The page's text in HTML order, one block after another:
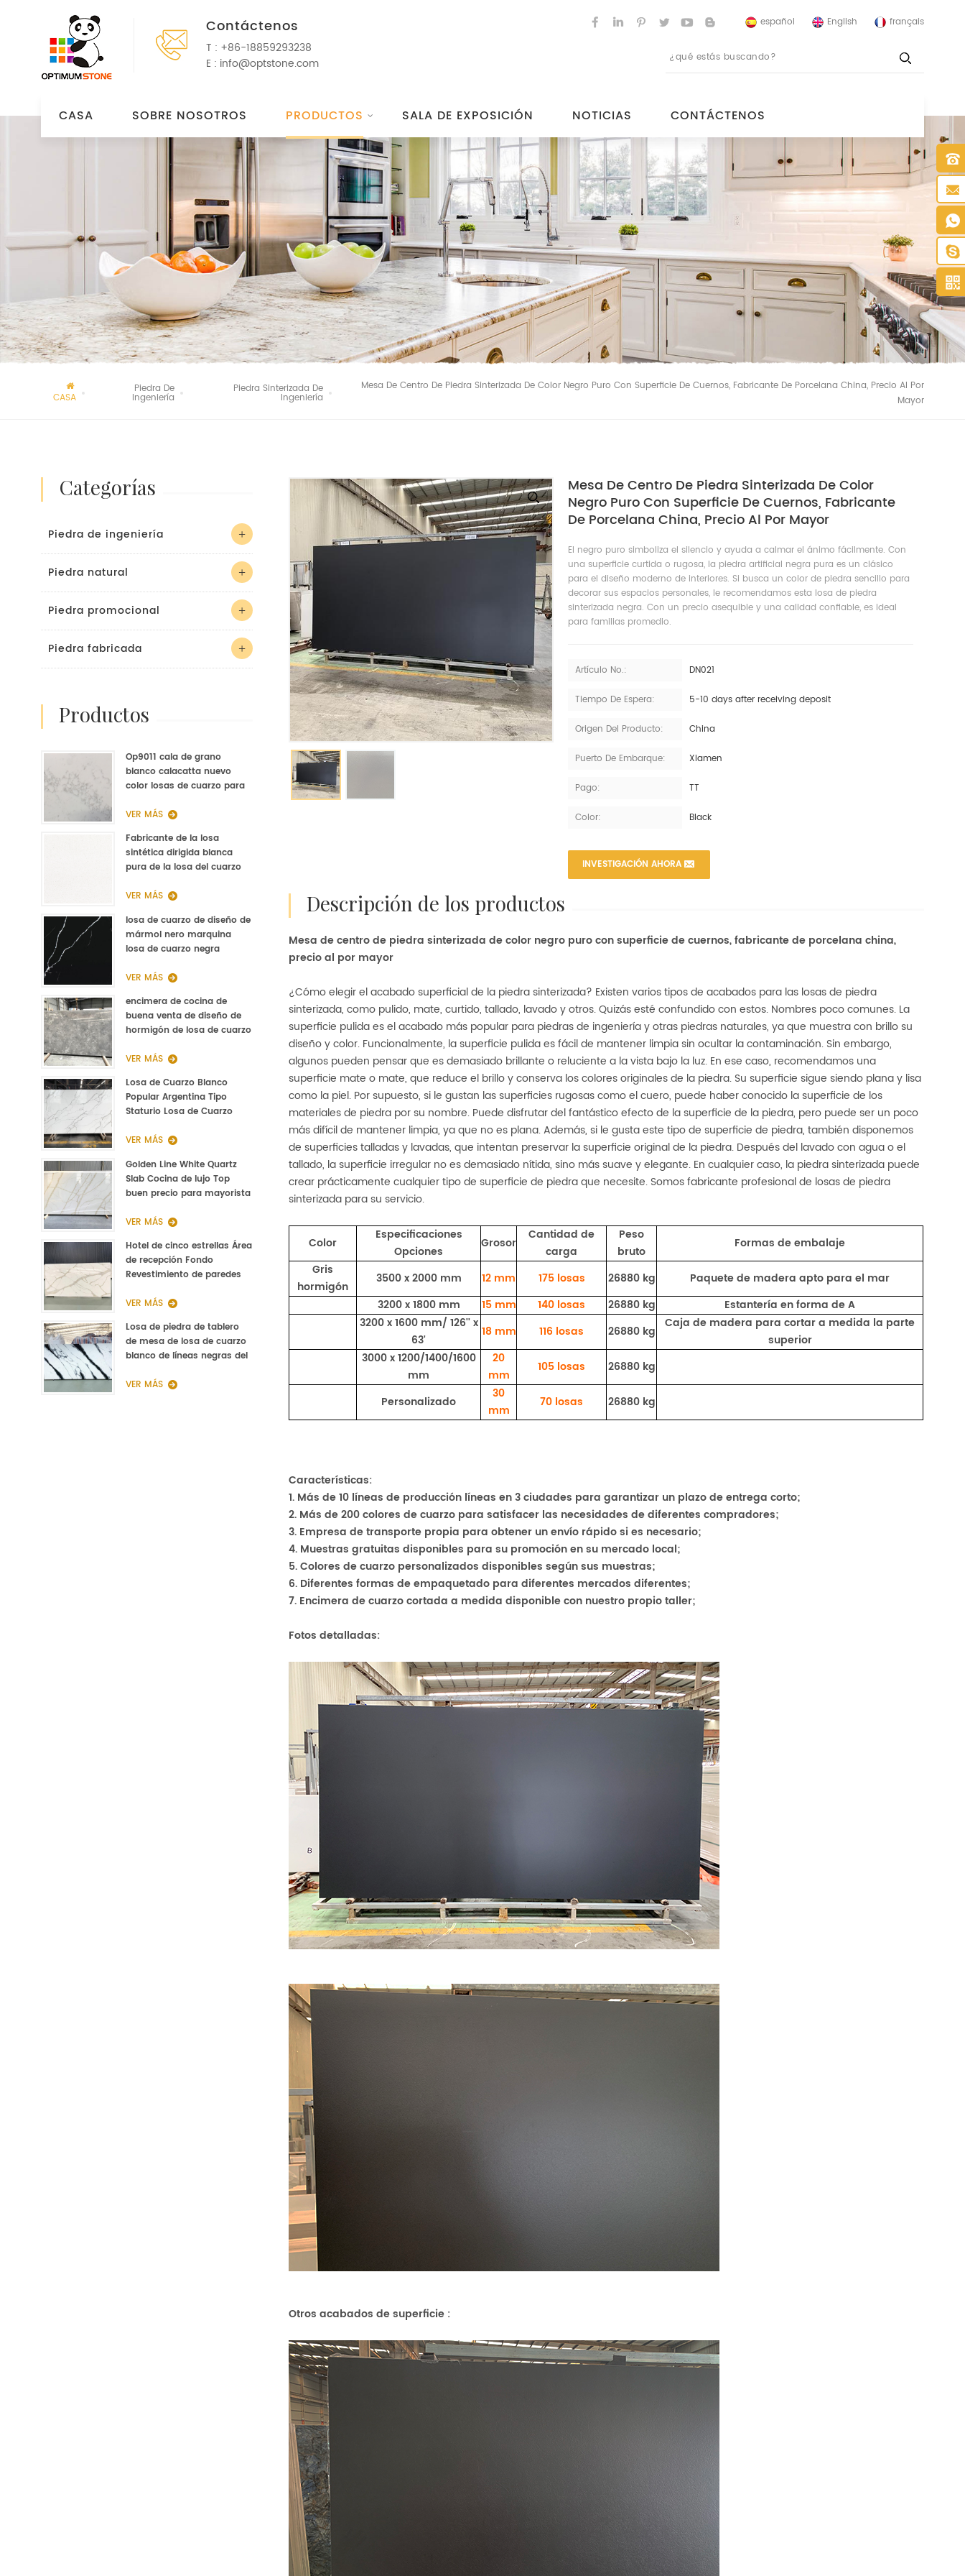
Contáctenos
T : +86-18859293238
E : info@optstone.com
español English français
CASA SOBRE NOSOTROS PRODUCTOS SALA DE EXPOSICIÓN NOTICIAS CONTÁCTENOS
CASA
Piedra De
Ingeniería
Piedra Sinterizada De
Ingeniería
Mesa De Centro De Piedra Sinterizada De Color Negro Puro Con Superficie De Cuernos, Fabricante De Porcelana China, Precio Al Por
Mayor
Mesa De Centro De Piedra Sinterizada De Color
Negro Puro Con Superficie De Cuernos, Fabricante
De Porcelana China, Precio Al Por Mayor
El negro puro simboliza el silencio y ayuda a calmar el ánimo fácilmente. Con
una superficie curtida o rugosa, la piedra artificial negra pura es un clásico
para el diseño moderno de interiores. Si busca un color de piedra sencillo para
decorar sus espacios personales, le recomendamos esta losa de piedra
sinterizada negra. Con un precio asequible y una calidad confiable, es ideal
para familias promedio.
Artículo No.: DN021
Tiempo De Espera: 5-10 days after receiving deposit
Origen Del Producto: China
Puerto De Embarque: Xiamen
Pago: TT
Color: Black
INVESTIGACIÓN AHORA
descripción de los productos
Mesa de centro de piedra sinterizada de color negro puro con superficie de cuernos, fabricante de porcelana china,
precio al por mayor
¿Cómo elegir el acabado superficial de la piedra sinterizada? Existen varios tipos de acabados para las losas de piedra
sinterizada, como pulido, mate, curtido, tallado, lavado y otros. Quizás esté confundido con estos. Nombres poco comunes. La
superficie pulida es el acabado más popular para piedras de ingeniería y otras piedras naturales, ya que muestra con brillo su
diseño y color. Funcionalmente, la superficie pulida es fácil de mantener limpia sin ocultar la contaminación. Sin embargo,
algunos pueden pensar que es demasiado brillante o reluciente a la vista bajo la luz. En ese caso, recomendamos una
superficie mate o mate, que reduce el brillo y conserva los colores originales de la piedra. Su superficie sigue siendo plana y lisa
como la piel. Por supuesto, si le gustan las superficies rugosas como el cuero, puede haber conocido la superficie de los
materiales de piedra por su nombre. Puede disfrutar del fantástico efecto de la superficie de la piedra, pero puede ser un poco
más difícil de mantener limpia, ya que no es plana. Además, si le gusta este tipo de superficie de piedra, también disponemos
de superficies talladas y lavadas, que intentan preservar la superficie original de la piedra. Después del lavado con agua o el
tallado, la superficie irregular no es demasiado nítida, sino más suave y elegante. En cualquier caso, la piedra sinterizada puede
crear prácticamente cualquier tipo de superficie de piedra que necesite. Somos fabricante profesional de losas de piedra
sinterizada para su servicio.
Color
Especificaciones
Opciones
Grosor
Cantidad de
carga
Peso
bruto
Formas de embalaje
Gris
hormigón
3500 x 2000 mm 12 mm 175 losas 26880 kg
Paquete de madera apto para el mar
3200 x 1800 mm
15 mm 140 losas 26880 kg
Estantería en forma de A
3200 x 1600 mm/ 126'' x
63'
18 mm 116 losas 26880 kg
Caja de madera para cortar a medida la parte
superior
3000 x 1200/1400/1600
mm
20
mm
105 losas 26880 kg
Personalizado
30
mm
70 losas 26880 kg
Características:
1. Más de 10 líneas de producción líneas en 3 ciudades para garantizar un plazo de entrega corto;
2. Más de 200 colores de cuarzo para satisfacer las necesidades de diferentes compradores;
3. Empresa de transporte propia para obtener un envío rápido si es necesario;
4. Muestras gratuitas disponibles para su promoción en su mercado local;
5. Colores de cuarzo personalizados disponibles según sus muestras;
6. Diferentes formas de empaquetado para diferentes mercados diferentes;
7. Encimera de cuarzo cortada a medida disponible con nuestro propio taller;
Fotos detalladas:
Otros acabados de superficie :
categorías
Piedra de ingeniería
Piedra natural
Piedra promocional
Piedra fabricada
productos
Op9011 cala de grano
blanco calacatta nuevo
color losas de cuarzo para
cuarzo
VER MÁS
Fabricante de la losa
sintética dirigida blanca
pura de la losa del cuarzo
blanca del grano
VER MÁS
losa de cuarzo de diseño de
mármol nero marquina
losa de cuarzo negra
VER MÁS
encimera de cocina de
buena venta de diseño de
hormigón de losa de cuarzo
VER MÁS
Losa de Cuarzo Blanco
Popular Argentina Tipo
Staturio Losa de Cuarzo
20mm
VER MÁS
Golden Line White Quartz
Slab Cocina de lujo Top
buen precio para mayorista
VER MÁS
Hotel de cinco estrellas Área
de recepción Fondo
Revestimiento de paredes
Cuarzo
VER MÁS
Losa de piedra de tablero
de mesa de losa de cuarzo
blanco de líneas negras del
VER MÁS